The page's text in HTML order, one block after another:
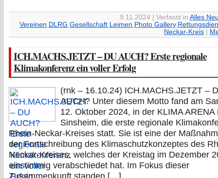
9.11.2024 | Verfasst in Alles
Vereinen, DLRG,Gesellschaft, Leimen, Photo Gallery,
Neckar-Kreis
ICH.MACHS.JETZT – DU AUCH? Erste regionale
Klimakonferenz ein voller Erfolg
(rnk – 16.10.24) ICH.MACHS.JETZT –
AUCH? Unter diesem Motto fand am
12. Oktober 2024, in der KLIMA ARENA
Sinsheim, die erste regionale
Rhein-Neckar-Kreises statt. Sie ist eine der
der Fortschreibung des Klimaschutzkonzeptes des
Neckar-Kreises, welches der Kreistag im Dezember
einstimmig verabschiedet hat. Im Fokus dieser
Zusammenkunft standen […]